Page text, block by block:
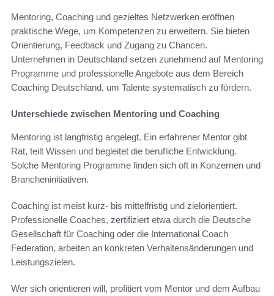
Mentoring, Coaching und gezieltes Netzwerken eröffnen
praktische Wege, um Kompetenzen zu erweitern. Sie bieten
Orientierung, Feedback und Zugang zu Chancen.
Unternehmen in Deutschland setzen zunehmend auf Mentoring
Programme und professionelle Angebote aus dem Bereich
Coaching Deutschland, um Talente systematisch zu fördern.
Unterschiede zwischen Mentoring und Coaching
Mentoring ist langfristig angelegt. Ein erfahrener Mentor gibt
Rat, teilt Wissen und begleitet die berufliche Entwicklung.
Solche Mentoring Programme finden sich oft in Konzernen und
Brancheninitiativen.
Coaching ist meist kurz- bis mittelfristig und zielorientiert.
Professionelle Coaches, zertifiziert etwa durch die Deutsche
Gesellschaft für Coaching oder die International Coach
Federation, arbeiten an konkreten Verhaltensänderungen und
Leistungszielen.
Wer sich orientieren will, profitiert vom Mentor und dem Aufbau